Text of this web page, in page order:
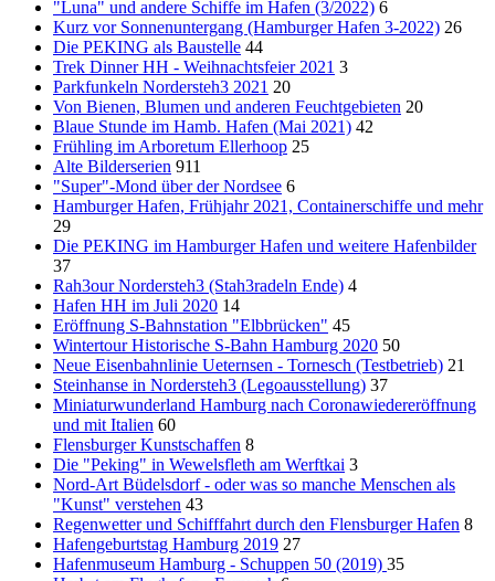
"Luna" und andere Schiffe im Hafen (3/2022) 6
Kurz vor Sonnenuntergang (Hamburger Hafen 3-2022) 26
Die PEKING als Baustelle 44
Trek Dinner HH - Weihnachtsfeier 2021 3
Parkfunkeln Nordersteh3 2021 20
Von Bienen, Blumen und anderen Feuchtgebieten 20
Blaue Stunde im Hamb. Hafen (Mai 2021) 42
Frühling im Arboretum Ellerhoop 25
Alte Bilderserien 911
"Super"-Mond über der Nordsee 6
Hamburger Hafen, Frühjahr 2021, Containerschiffe und mehr
29
Die PEKING im Hamburger Hafen und weitere Hafenbilder
37
Rah3our Nordersteh3 (Stah3radeln Ende) 4
Hafen HH im Juli 2020 14
Eröffnung S-Bahnstation "Elbbrücken" 45
Wintertour Historische S-Bahn Hamburg 2020 50
Neue Eisenbahnlinie Ueternsen - Tornesch (Testbetrieb) 21
Steinhanse in Nordersteh3 (Legoausstellung) 37
Miniaturwunderland Hamburg nach Coronawiedereröffnung
und mit Italien 60
Flensburger Kunstschaffen 8
Die "Peking" in Wewelsfleth am Werftkai 3
Nord-Art Büdelsdorf - oder was so manche Menschen als
"Kunst" verstehen 43
Regenwetter und Schifffahrt durch den Flensburger Hafen 8
Hafengeburtstag Hamburg 2019 27
Hafenmuseum Hamburg - Schuppen 50 (2019) 35